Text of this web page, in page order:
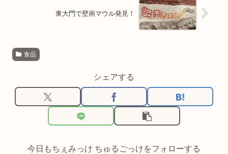
東大門で壁画マウル発見！
食品
シェアする
今日もちぇみっけ ちゅるごっけをフォローする